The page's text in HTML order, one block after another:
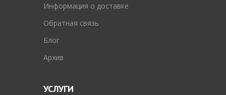
Информация о доставке
Обратная связь
Блог
Архив
УСЛУГИ